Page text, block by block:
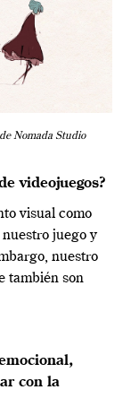
Nomada Studio
videojuegos?
visual como
juego y
nuestro
también son
con la